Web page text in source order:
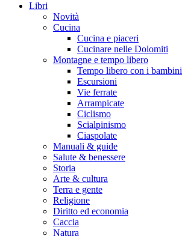
Libri
Novità
Cucina
Cucina e piaceri
Cucinare nelle Dolomiti
Montagne e tempo libero
Tempo libero con i bambini
Escursioni
Vie ferrate
Arrampicate
Ciclismo
Scialpinismo
Ciaspolate
Manuali & guide
Salute & benessere
Storia
Arte & cultura
Terra e gente
Religione
Diritto ed economia
Caccia
Natura